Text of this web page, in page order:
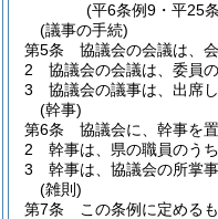
(平6条例9・平25
(議事の手続)
第5条
協議会の会議は、
2
協議会の会議は、委員
3
協議会の議事は、出席
(幹事)
第6条
協議会に、幹事を置
2
幹事は、県の職員のう
3
幹事は、協議会の所掌
(雑則)
第7条
この条例に定める